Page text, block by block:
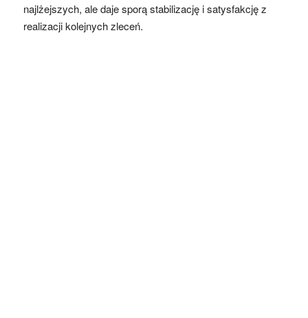
najlżejszych, ale daje sporą stabilizację i satysfakcję z
realizacji kolejnych zleceń.